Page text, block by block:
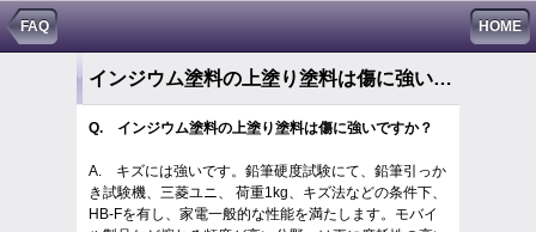
HOME
FAQ
インジウム塗料の上塗り塗料は傷に強いですか？
Q. インジウム塗料の上塗り塗料は傷に強いですか？
A. キズには強いです。鉛筆硬度試験にて、鉛筆引っか
き試験機、三菱ユニ、 荷重1kg、キズ法などの条件下、
HB-Fを有し、家電一般的な性能を満たします。モバイ